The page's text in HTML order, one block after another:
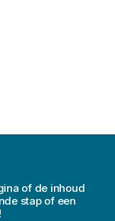
of de inhoud
stap of een